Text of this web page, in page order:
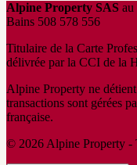
Alpine Property SAS
Bains 508 578 556
Titulaire de la Carte
délivrée par la CCI de la
Alpine Property ne
transactions sont gérées
française.
© 2026 Alpine Property -